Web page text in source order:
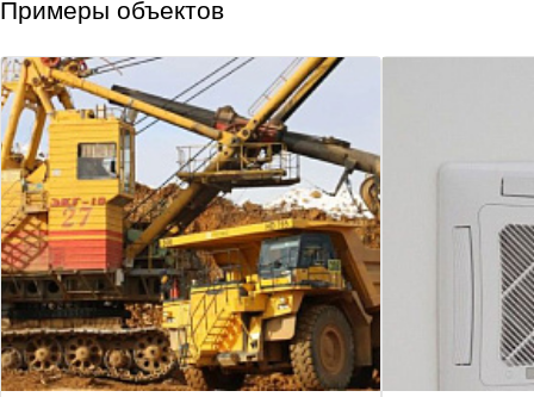
Примеры объектов